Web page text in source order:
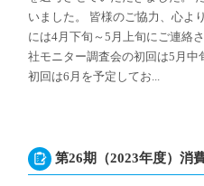
いました。 皆様のご協力、心よ
には4月下旬～5月上旬にご連絡
社モニター調査会の初回は5月
初回は6月を予定してお...
第26期（2023年度）消